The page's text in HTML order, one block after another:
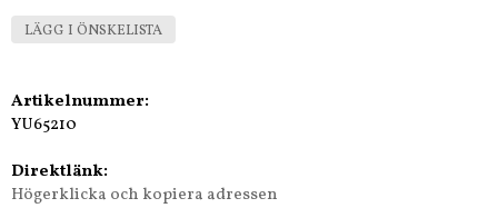
LÄGG I ÖNSKELISTA
Artikelnummer:
YU65210
Direktlänk:
Högerklicka och kopiera adressen